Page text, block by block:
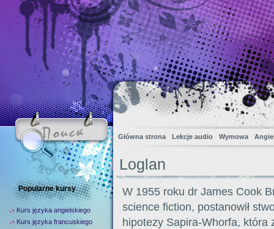
Główna strona Lekcje audio Wymowa
Loglan
W 1955 roku dr James Cook
science fiction, postanowił
hipotezy Sapira-Whorfa, która
Popularne kursy
Kurs języka angielskiego
Kurs języka francuskiego